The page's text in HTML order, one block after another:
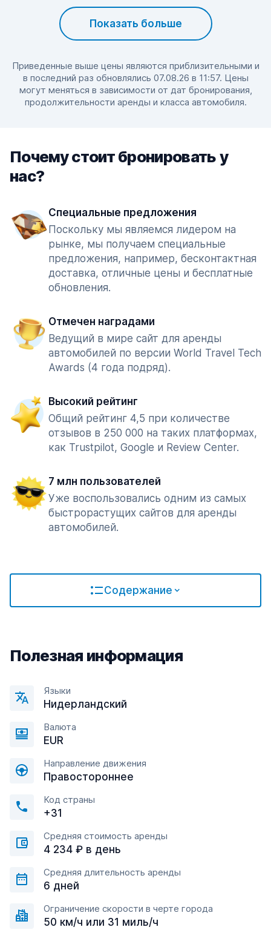
Показать больше
Приведенные выше цены являются приблизительными и
в последний раз обновлялись 07.08.26 в 11:57. Цены
могут меняться в зависимости от дат бронирования,
продолжительности аренды и класса автомобиля.
Почему стоит бронировать у
нас?
Специальные предложения
Поскольку мы являемся лидером на
рынке, мы получаем специальные
предложения, например, бесконтактная
доставка, отличные цены и бесплатные
обновления.
Отмечен наградами
Ведущий в мире сайт для аренды
автомобилей по версии World Travel Tech
Awards (4 года подряд).
Высокий рейтинг
Общий рейтинг 4,5 при количестве
отзывов в 250 000 на таких платформах,
как Trustpilot, Google и Review Center.
7 млн пользователей
Уже воспользовались одним из самых
быстрорастущих сайтов для аренды
автомобилей.
Содержание
Полезная информация
Языки
Нидерландский
Валюта
EUR
Направление движения
Правостороннее
Код страны
+31
Средняя стоимость аренды
4 234 ₽ в день
Средняя длительность аренды
6 дней
Ограничение скорости в черте города
50 км/ч или 31 миль/ч